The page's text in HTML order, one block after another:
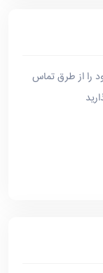
را از طرق تماس